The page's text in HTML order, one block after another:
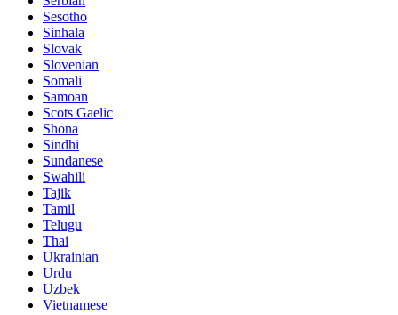
Sesotho
Sinhala
Slovak
Slovenian
Somali
Samoan
Scots Gaelic
Shona
Sindhi
Sundanese
Swahili
Tajik
Tamil
Telugu
Thai
Ukrainian
Urdu
Uzbek
Vietnamese